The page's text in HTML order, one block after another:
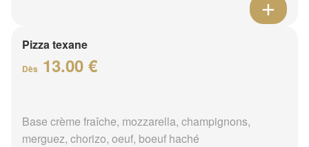
Pizza texane
Dès 13.00 €
Base crème fraîche, mozzarella, champignons,
merguez, chorizo, oeuf, boeuf haché